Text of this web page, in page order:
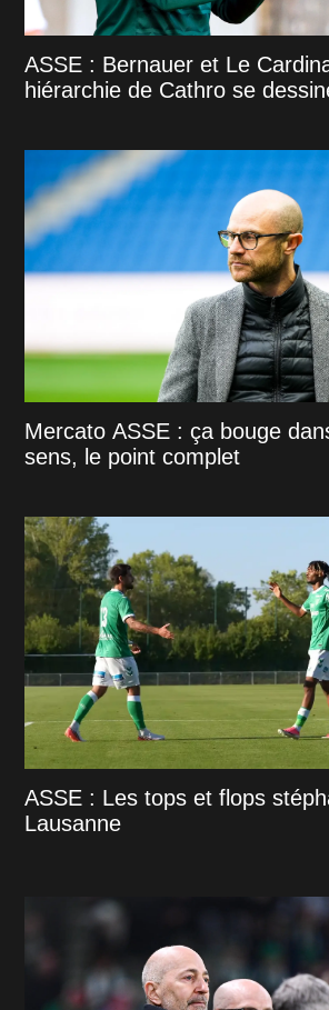
ASSE : Bernauer et Le
hiérarchie de Cathro se
Mercato ASSE : ça bouge
sens, le point complet
ASSE : Les tops et flops
Lausanne